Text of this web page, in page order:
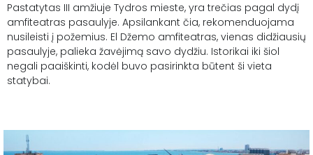
Pastatytas III amžiuje Tydros mieste, yra trečias pagal dydį
amfiteatras pasaulyje. Apsilankant čia, rekomenduojama
nusileisti į požemius. El Džemo amfiteatras, vienas didžiausių
pasaulyje, palieka žavėjimą savo dydžiu. Istorikai iki šiol
negali paaiškinti, kodėl buvo pasirinkta būtent ši vieta
statybai.